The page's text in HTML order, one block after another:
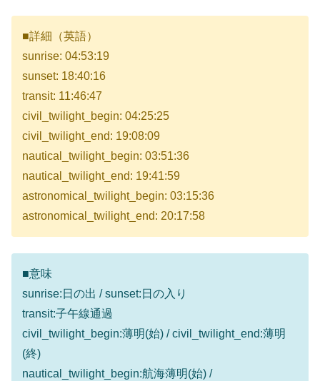
■詳細（英語）
sunrise: 04:53:19
sunset: 18:40:16
transit: 11:46:47
civil_twilight_begin: 04:25:25
civil_twilight_end: 19:08:09
nautical_twilight_begin: 03:51:36
nautical_twilight_end: 19:41:59
astronomical_twilight_begin: 03:15:36
astronomical_twilight_end: 20:17:58
■意味
sunrise:日の出 / sunset:日の入り
transit:子午線通過
civil_twilight_begin:薄明(始) / civil_twilight_end:薄明
(終)
nautical_twilight_begin:航海薄明(始) /